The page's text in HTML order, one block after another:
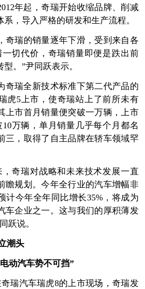
年起，奇瑞开始收缩品牌、削减
，导入严格的研发和生产流程。
瑞的销量逐年下滑，受到来自各
切代价，奇瑞销量即便是跌出前
。”尹同跃表示。
瑞全新技术标准下第二代产品的
虎5上市，使奇瑞站上了前所未有
上市首月销量便突破一万辆，上市
万辆，单月销量几乎每个月都名
三，取得了自主品牌在轿车领域罕
奇瑞对战略和未来技术发展一直
瞻规划。今年全行业的汽车增幅非
计今年全年同比增长35%，将成为
车企业之一。这与我们的厚积薄发
跃说。
潮头
汽车势不可挡”
汽车瑞虎8的上市现场，奇瑞发